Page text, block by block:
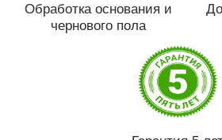
Обработка основания и
чернового пола